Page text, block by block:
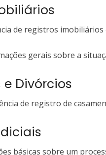
de registros
gerais sobre a
Divórcios
de registro de
básicas sobre um